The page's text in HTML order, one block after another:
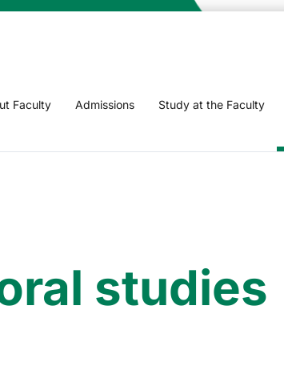
Faculty Admissions Study at the Faculty
studies